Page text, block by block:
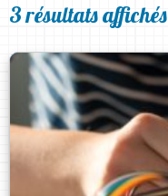
3 résultats affichés